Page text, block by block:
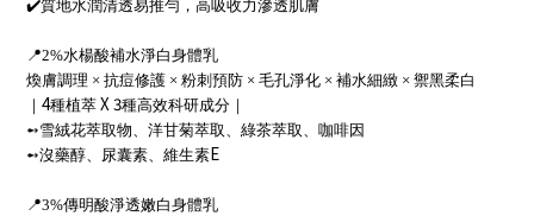
✔質地水潤清透易推勻，高吸收力滲透肌膚
📍2%水楊酸補水淨白身體乳
煥膚調理 × 抗痘修護 × 粉刺預防 × 毛孔淨化 × 補水細緻 × 禦黑柔白
｜ 4種植萃 X 3種高效科研成分｜
➻雪絨花萃取物、洋甘菊萃取、綠茶萃取、咖啡因
➻沒藥醇、尿囊素、維生素E
📍3%傳明酸淨透嫩白身體乳